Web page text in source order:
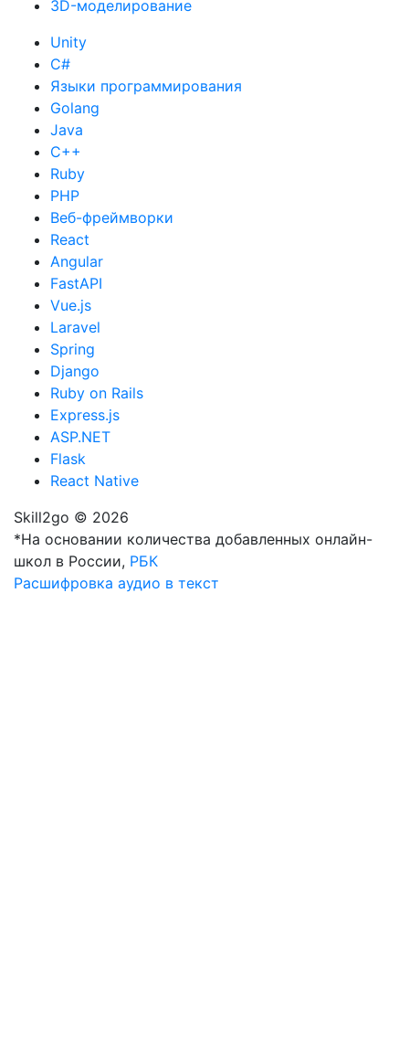
3D-моделирование
Unity
C#
Языки программирования
Golang
Java
C++
Ruby
PHP
Веб-фреймворки
React
Angular
FastAPI
Vue.js
Laravel
Spring
Django
Ruby on Rails
Express.js
ASP.NET
Flask
React Native
Skill2go © 2026
*На основании количества добавленных онлайн-
школ в России, РБК
Расшифровка аудио в текст